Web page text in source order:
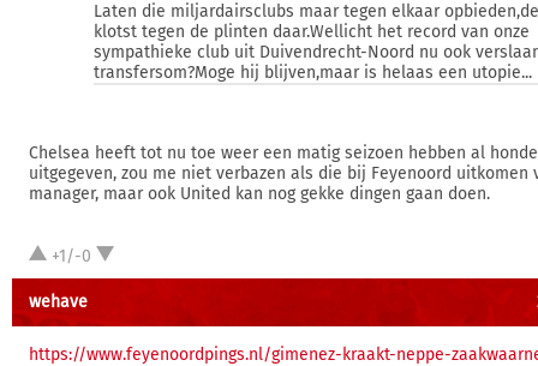
Laten die miljardairsclubs maar tegen elkaar
klotst tegen de plinten daar.Wellicht het record van onze
sympathieke club uit Duivendrecht-Noord nu ook
transfersom?Moge hij blijven,maar is helaas een utopie...
Chelsea heeft tot nu toe weer een matig seizoen hebben al
uitgegeven, zou me niet verbazen als die bij Feyenoord uitkomen
manager, maar ook United kan nog gekke dingen gaan doen.
+1/-0
wehave
https://www.feyenoordpings.nl/gimenez-kraakt-neppe-